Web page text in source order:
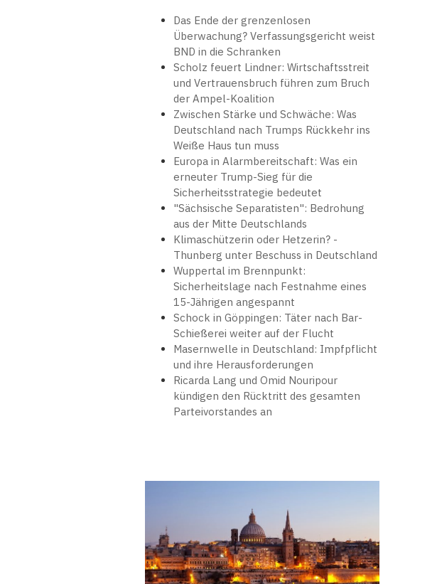
Das Ende der grenzenlosen
Überwachung? Verfassungsgericht weist
BND in die Schranken
Scholz feuert Lindner: Wirtschaftsstreit
und Vertrauensbruch führen zum Bruch
der Ampel-Koalition
Zwischen Stärke und Schwäche: Was
Deutschland nach Trumps Rückkehr ins
Weiße Haus tun muss
Europa in Alarmbereitschaft: Was ein
erneuter Trump-Sieg für die
Sicherheitsstrategie bedeutet
"Sächsische Separatisten": Bedrohung
aus der Mitte Deutschlands
Klimaschützerin oder Hetzerin? -
Thunberg unter Beschuss in Deutschland
Wuppertal im Brennpunkt:
Sicherheitslage nach Festnahme eines
15-Jährigen angespannt
Schock in Göppingen: Täter nach Bar-
Schießerei weiter auf der Flucht
Masernwelle in Deutschland: Impfpflicht
und ihre Herausforderungen
Ricarda Lang und Omid Nouripour
kündigen den Rücktritt des gesamten
Parteivorstandes an